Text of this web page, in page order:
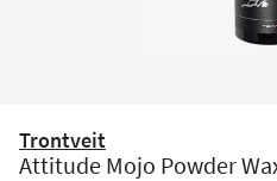
Trontveit
Attitude Mojo Powder